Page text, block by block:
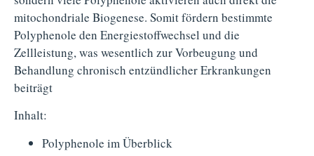
mitochondriale Biogenese. Somit fördern bestimmte
Polyphenole den Energiestoffwechsel und die
Zellleistung, was wesentlich zur Vorbeugung und
Behandlung chronisch entzündlicher Erkrankungen
beiträgt
Inhalt:
Polyphenole im Überblick